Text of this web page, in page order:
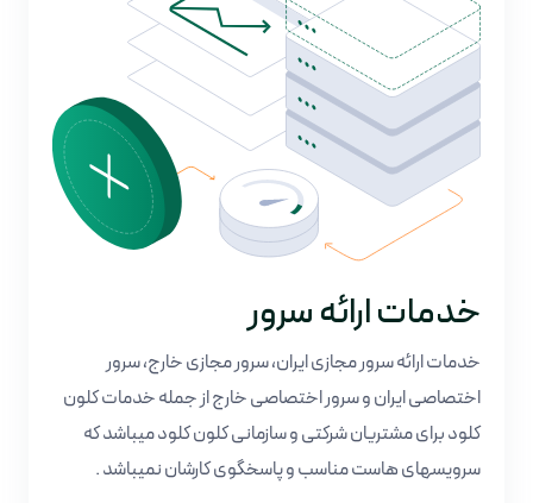
خدمات ارائه سرور
خدمات ارائه سرور مجازی ایران، سرور مجازی خارج، سرور
اختصاصی ایران و سرور اختصاصی خارج از جمله خدمات کلون
کلود برای مشتریان شرکتی و سازمانی کلون کلود میباشد که
سرویسهای هاست مناسب و پاسخگوی کارشان نمیباشد .